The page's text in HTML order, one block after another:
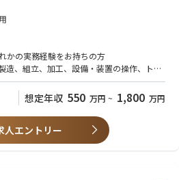
装技術を“顧客と共に最初から創る”立ち
せん
から関与
仕様になる経験
られる醍醐味です。
。トラブルシューティングなどを行いま
工場からパーツごとに送られてくる装置を
ームで1～2カ月(1つの装置につき)かけて
の評価テストを実施し、本稼働までフォ
では定期メンテナンスサポートや装置のト
時には、あらゆる角度から問題点を検証
て英語で連絡をとって頂く可能性がありま
での業務が可能でございますのでご安心く
かの実務経験をお持ちの方
造、組立、加工、設備・装置の操作、トラ
、試験・評価、解析、機械いじりが伴う業
顧客対応を含む技術系業務、ラインの管理
識）
装置分野で活かせます。
想定年収 550 万円 ~ 1,800 万円
人エントリー